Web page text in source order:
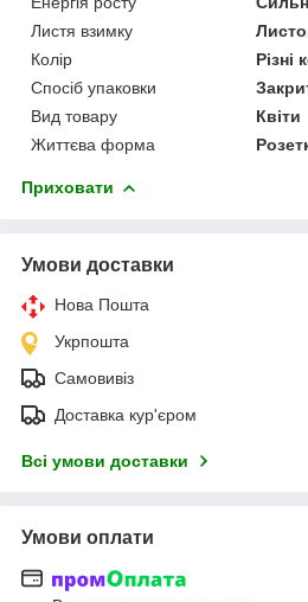
Листя взимку
Колір
Різні
Спосіб упаковки
Вид товару
Квіти
Життєва форма
Приховати
Умови доставки
Нова Пошта
Укрпошта
Самовивіз
Доставка кур'єром
Всі умови доставки
Умови оплати